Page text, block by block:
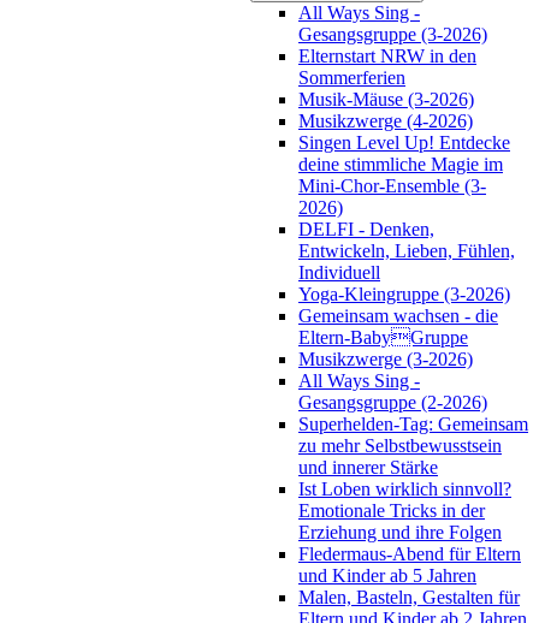
All Ways Sing -
Gesangsgruppe (3-2026)
Elternstart NRW in den
Sommerferien
Musik-Mäuse (3-2026)
Musikzwerge (4-2026)
Singen Level Up! Entdecke
deine stimmliche Magie im
Mini-Chor-Ensemble (3-
2026)
DELFI - Denken,
Entwickeln, Lieben, Fühlen,
Individuell
Yoga-Kleingruppe (3-2026)
Gemeinsam wachsen - die
Eltern-BabyGruppe
Musikzwerge (3-2026)
All Ways Sing -
Gesangsgruppe (2-2026)
Superhelden-Tag: Gemeinsam
zu mehr Selbstbewusstsein
und innerer Stärke
Ist Loben wirklich sinnvoll?
Emotionale Tricks in der
Erziehung und ihre Folgen
Fledermaus-Abend für Eltern
und Kinder ab 5 Jahren
Malen, Basteln, Gestalten für
Eltern und Kinder ab 2 Jahren